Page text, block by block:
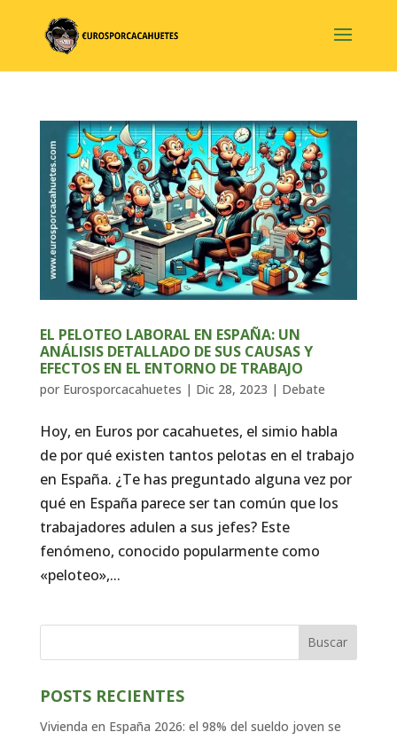
EL PELOTEO LABORAL EN ESPAÑA: UN
ANÁLISIS DETALLADO DE SUS CAUSAS Y
EFECTOS EN EL ENTORNO DE TRABAJO
por Eurosporcacahuetes | Dic 28, 2023 | Debate
Hoy, en Euros por cacahuetes, el simio habla
de por qué existen tantos pelotas en el trabajo
en España. ¿Te has preguntado alguna vez por
qué en España parece ser tan común que los
trabajadores adulen a sus jefes? Este
fenómeno, conocido popularmente como
«peloteo»,...
Buscar
POSTS RECIENTES
Vivienda en España 2026: el 98% del sueldo joven se